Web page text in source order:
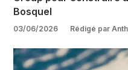
Bosquel
03/06/2026 Rédigé par